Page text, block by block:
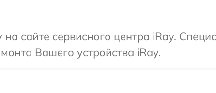
сайте сервисного центра iRay.
Вашего устройства iRay.